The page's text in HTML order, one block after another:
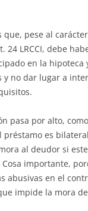
que, pese al
24 LRCCI, debe
en la hipoteca
y no dar lugar a
pasa por alto,
préstamo es
al deudor si
importante,
abusivas en el
impide la mora